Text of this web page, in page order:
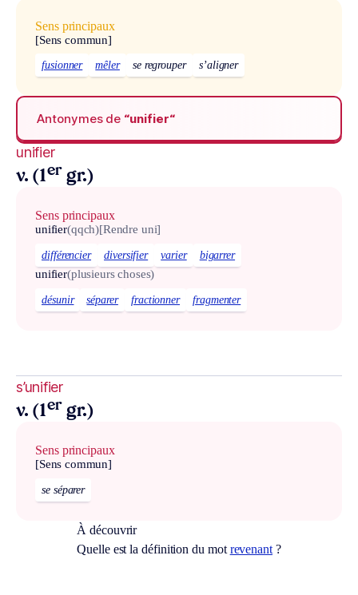
Sens principaux
[Sens commun]
fusionner mêler se regrouper s’aligner
Antonymes de “unifier“
unifier
v. (1er gr.)
Sens principaux
unifier(qqch)[Rendre uni]
différencier diversifier varier bigarrer
unifier(plusieurs choses)
désunir séparer fractionner fragmenter
s’unifier
v. (1er gr.)
Sens principaux
[Sens commun]
se séparer
À découvrir
Quelle est la définition du mot revenant?